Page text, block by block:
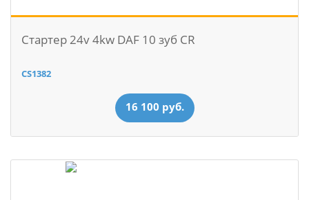
Стартер 24v 4kw DAF 10 зуб CR
CS1382
16 100 руб.